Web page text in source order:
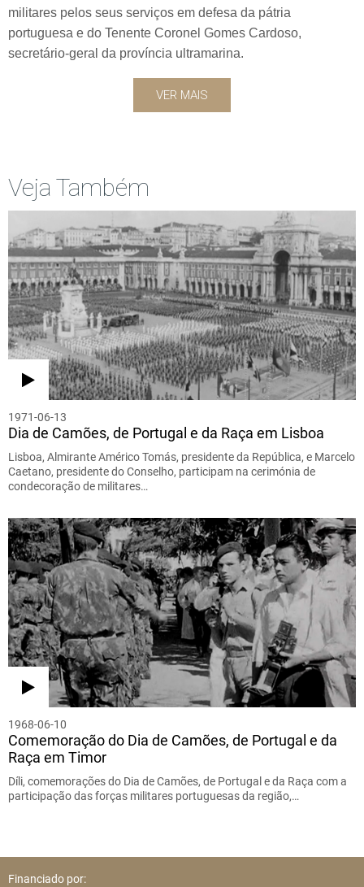
militares pelos seus serviços em defesa da pátria
portuguesa e do Tenente Coronel Gomes Cardoso,
secretário-geral da província ultramarina.
VER MAIS
Veja Também
1971-06-13
Dia de Camões, de Portugal e da Raça em Lisboa
Lisboa, Almirante Américo Tomás, presidente da República, e Marcelo
Caetano, presidente do Conselho, participam na cerimónia de
condecoração de militares…
1968-06-10
Comemoração do Dia de Camões, de Portugal e da
Raça em Timor
Díli, comemorações do Dia de Camões, de Portugal e da Raça com a
participação das forças militares portuguesas da região,…
Financiado por: